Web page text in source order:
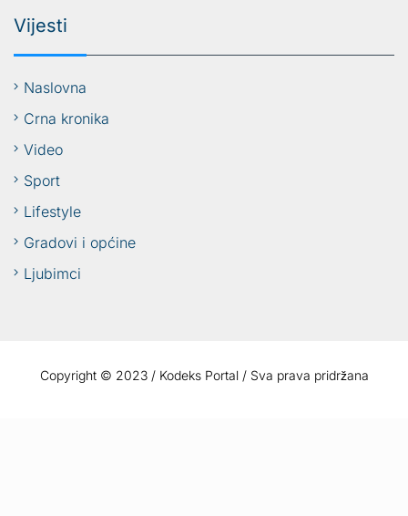
Vijesti
Naslovna
Crna kronika
Video
Sport
Lifestyle
Gradovi i općine
Ljubimci
Copyright © 2023 / Kodeks Portal / Sva prava pridržana